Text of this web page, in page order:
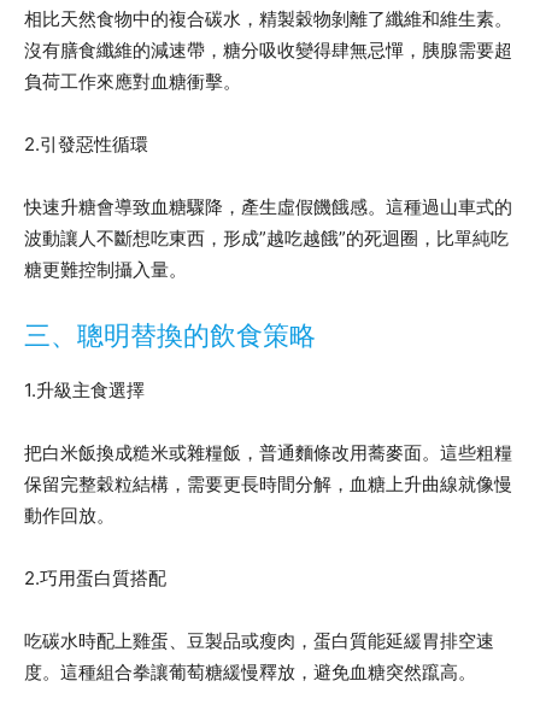
相比天然食物中的複合碳水，精製穀物剝離了纖維和維生素。
沒有膳食纖維的減速帶，糖分吸收變得肆無忌憚，胰腺需要超
負荷工作來應對血糖衝擊。
2.引發惡性循環
快速升糖會導致血糖驟降，產生虛假饑餓感。這種過山車式的
波動讓人不斷想吃東西，形成”越吃越餓”的死迴圈，比單純吃
糖更難控制攝入量。
三、聰明替換的飲食策略
1.升級主食選擇
把白米飯換成糙米或雜糧飯，普通麵條改用蕎麥面。這些粗糧
保留完整穀粒結構，需要更長時間分解，血糖上升曲線就像慢
動作回放。
2.巧用蛋白質搭配
吃碳水時配上雞蛋、豆製品或瘦肉，蛋白質能延緩胃排空速
度。這種組合拳讓葡萄糖緩慢釋放，避免血糖突然躥高。